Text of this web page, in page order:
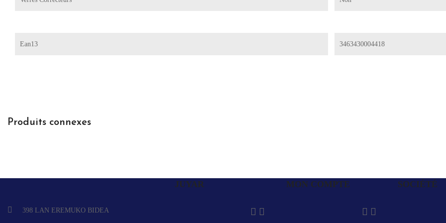
Ean13 3463430004418
Produits connexes
398 LAN EREMUKO BIDEA
JUYAR
 
MON COMPTE
 
SOCIÉTÉ